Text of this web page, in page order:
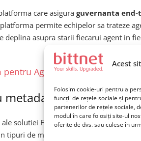
Acest
Folosim cookie-uri pentru a
funcții de rețele sociale și
partenerilor de rețele sociale,
modul în care folosiți site-ul
oferite de dvs. sau culese în
care asigura guvernanta end-
permite echipelor sa trateze
asupra starii fiecarui agent in
Agentic DevOps
agentilor AI
solutiei Flosum este capacitatea de a
tipuri de metadate specifice, cum ar